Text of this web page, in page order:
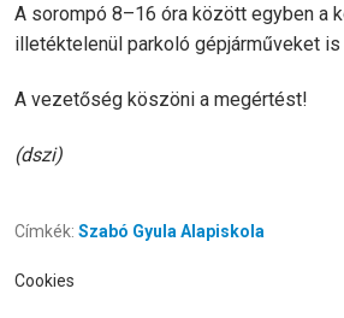
A sorompó 8–16 óra között egyben a
illetéktelenül parkoló gépjárműveket is
A vezetőség köszöni a megértést!
(dszi)
Címkék: Szabó Gyula Alapiskola
Cookies